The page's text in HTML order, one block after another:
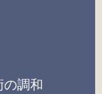
の調和